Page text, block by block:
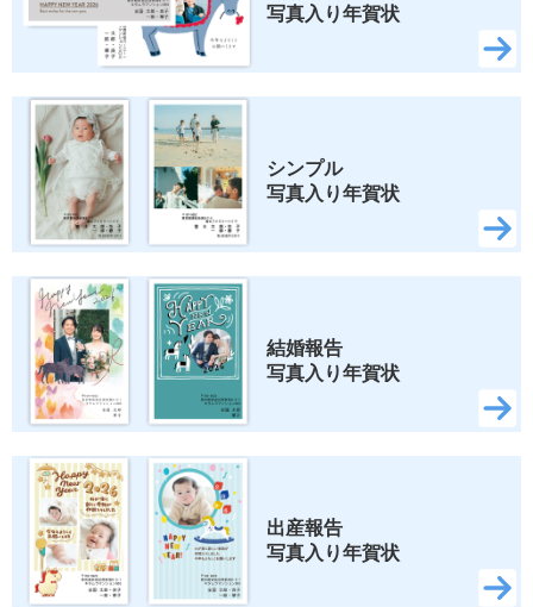
写真入り年賀状
シンプル
写真入り年賀状
結婚報告
写真入り年賀状
出産報告
写真入り年賀状